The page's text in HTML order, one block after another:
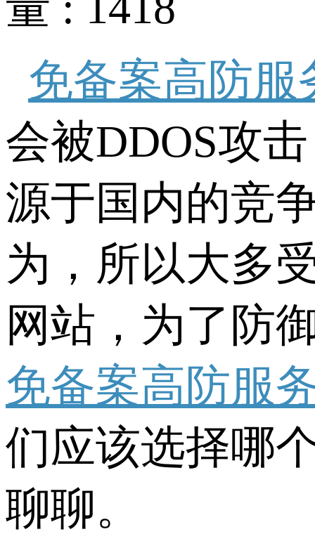
免备案高防服
会被DDOS攻
源于国内的竞
为，所以大多
网站，为了防
免备案高防服
们应该选择哪
聊聊。